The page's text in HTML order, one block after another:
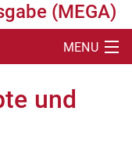
(MEGA)
MENU
und